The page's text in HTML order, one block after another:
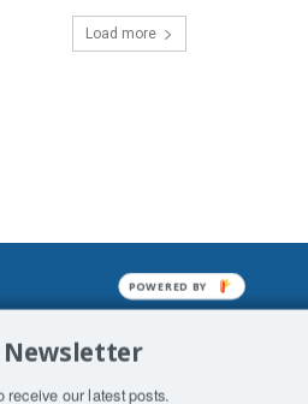
Load more
It may not be
His absolute humiliation.
Newsletter
receive our latest posts.
POWERED BY